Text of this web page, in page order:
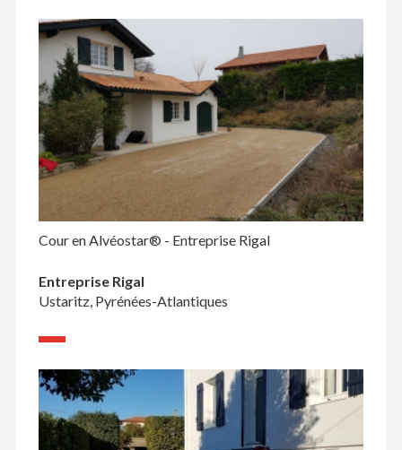
Cour en Alvéostar® - Entreprise Rigal
Entreprise Rigal
Ustaritz, Pyrénées-Atlantiques